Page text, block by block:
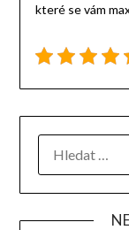
které se vám